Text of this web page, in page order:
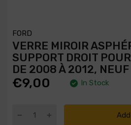
FORD
VERRE MIROIR
SUPPORT DROIT
DE 2008 À 2012, NEUF
€9,00 In Stock